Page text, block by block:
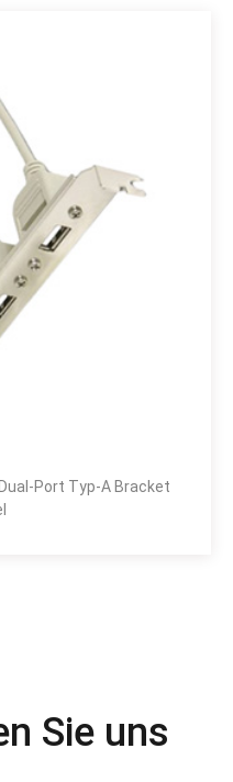
Port Typ-A Bracket
Sie uns